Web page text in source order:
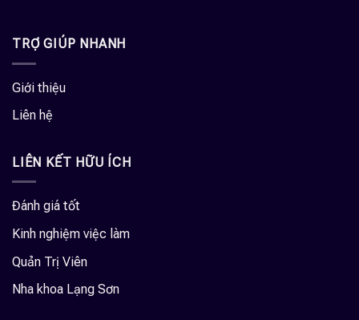
TRỢ GIÚP NHANH
Giới thiệu
Liên hệ
LIÊN KẾT HỮU ÍCH
Đánh giá tốt
Kinh nghiệm việc làm
Quản Trị Viên
Nha khoa Lạng Sơn